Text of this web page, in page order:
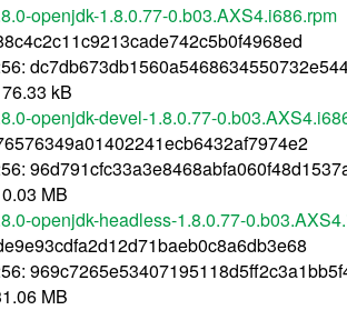
openjdk-1.8.0.77-0.b03.AXS4.i686.rpm
kB
openjdk-devel-1.8.0.77-
MB
openjdk-headless-1.8.0.77-
MB